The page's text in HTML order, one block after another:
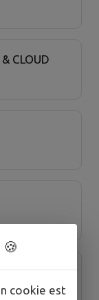
CLOUD
cookie est